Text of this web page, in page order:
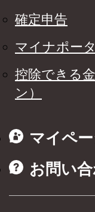
確定申告
マイナポー
控除できる
ン）
マイペ
お問い